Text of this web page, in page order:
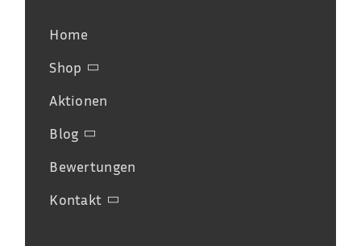
Home
Shop
Aktionen
Blog
Bewertungen
Kontakt